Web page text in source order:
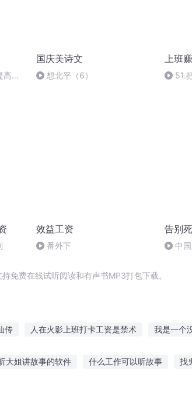
班
国庆美诗文
想北平（6）
上班
51.
效益工资
番外下
告别
中
免费在线试听阅读和有声书MP3打包下载。
传 人在火影上班打卡工资是禁术 我是一个
大姐讲故事的软件 什么工作可以听故事 找